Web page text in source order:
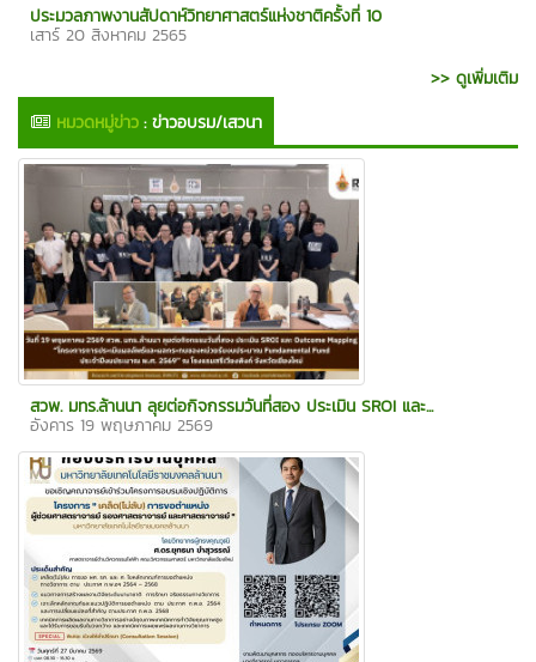
ประมวลภาพงานสัปดาห์วิทยาศาสตร์แห่งชาติครั้งที่ 10
เสาร์ 20 สิงหาคม 2565
>> ดูเพิ่มเติม
หมวดหมู่ข่าว:ข่าวอบรม/เสวนา
สวพ. มทร.ล้านนา ลุยต่อกิจกรรมวันที่สอง ประเมิน SROI และ...
อังคาร 19 พฤษภาคม 2569